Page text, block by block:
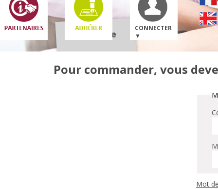
CONNECTER
▼
Boutique
Pour commander, vous
Mot